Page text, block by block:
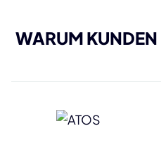
WARUM KUNDEN